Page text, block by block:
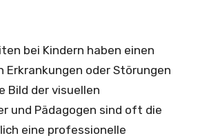
bei Kindern haben einen
Erkrankungen oder Störungen
Bild der visuellen
und Pädagogen sind oft die
eine professionelle